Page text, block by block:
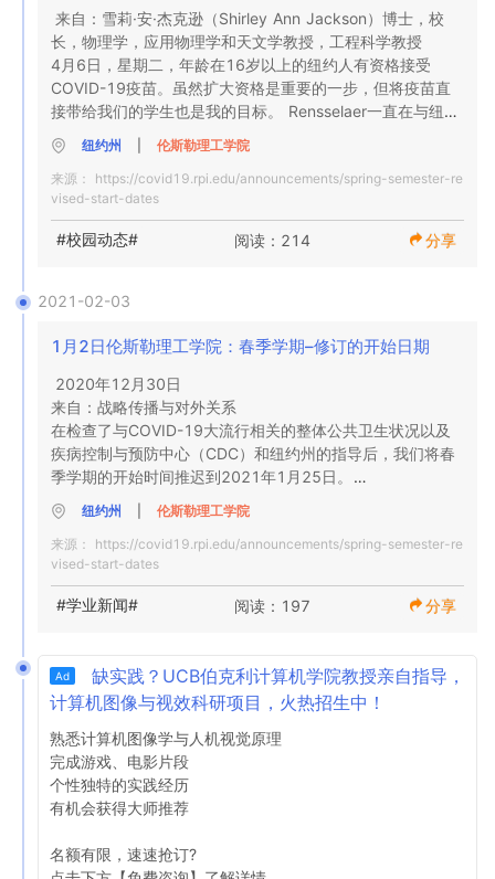
每月进行测试。
还开发了两个基于电话的应用程序，以帮助学生记录他们所
接触的对象并报告任何症状。
助跟踪。还将监视本地和全国趋势，以防影响校园安全的任
何事情。 “拨号工具”应用程序将使学生能够检查清单上的症
状，并每日报告他们的感觉。
来自：雪莉·安·杰克逊（Shirley Ann Jackson）博士，校
长，物理学，应用物理学和天文学教授，工程科学教授
4月6日，星期二，年龄在16岁以上的纽约人有资格接受
COVID-19疫苗。虽然扩大资格是重要的一步，但将疫苗直
接带给我们的学生也是我的目标。 Rensselaer一直在与纽约
州合作，以确保为我们的学生提供疫苗供应。我写信给大家
分享我们已经获得了1,700剂强生疫苗的初始分配。
学生生活部将进行外联活动，提供有关疫苗以及伦斯勒学生
如何安排约会的更多信息。目前，只有Rensselaer学生可以
获得更多剂量并扩大资格。
鼓励合格的学生安排疫苗预约。
感谢您为维护自己和我们社区的安全与健康所做的一切。
纽约州
伦斯勒理工学院
来源： https://covid19.rpi.edu/announcements/spring-semester-re
vised-start-dates
#校园动态# 阅读：214 分享
2021-02-03
1月2日伦斯勒理工学院：春季学期–修订的开始日期
2020年12月30日
来自：战略传播与对外关系
在检查了与COVID-19大流行相关的整体公共卫生状况以及
疾病控制与预防中心（CDC）和纽约州的指导后，我们将春
季学期的开始时间推迟到2021年1月25日。
参加课程和其他校园内活动的学生将在1月22日至1月24日
之间返回校园。这一时间点对于居住在下院的学生来说尤其
重要，他们将获得具体的到课日期和时间。从2021年1月4
日这一周开始，到达大使将与每位学生取得联系。
根据联邦和纽约州公共卫生指南的规定，本学期将对所有学
生进行为期两周的就地隔离，并于2021年1月25日开始在线
指导。亲自指导活动将于2021年2月8日开始。 。
与秋季学期一样，T3SQ / I计划的所有要素以及我们的校园
纽约州
伦斯勒理工学院
来源： https://covid19.rpi.edu/announcements/spring-semester-re
vised-start-dates
#学业新闻# 阅读：197 分享
Ad
缺实践？UCB伯克利计算机学院教授亲自指导，
计算机图像与视效科研项目，火热招生中！
熟悉计算机图像学与人机视觉原理
完成游戏、电影片段
个性独特的实践经历
有机会获得大师推荐
名额有限，速速抢订?